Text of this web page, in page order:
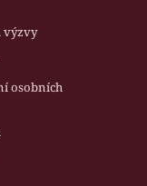
výzvy
osobních